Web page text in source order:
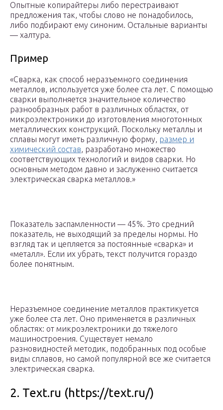
Опытные копирайтеры либо перестраивают
предложения так, чтобы слово не понадобилось,
либо подбирают ему синоним. Остальные варианты
— халтура.
Пример
«Сварка, как способ неразъемного соединения
металлов, используется уже более ста лет. С помощью
сварки выполняется значительное количество
разнообразных работ в различных областях, от
микроэлектроники до изготовления многотонных
металлических конструкций. Поскольку металлы и
сплавы могут иметь различную форму, размер и
химический состав, разработано множество
соответствующих технологий и видов сварки. Но
основным методом давно и заслуженно считается
электрическая сварка металлов.»
Показатель заспамленности — 45%. Это средний
показатель, не выходящий за пределы нормы. Но
взгляд так и цепляется за постоянные «сварка» и
«металл». Если их убрать, текст получится гораздо
более понятным.
Неразъемное соединение металлов практикуется
уже более ста лет. Оно применяется в различных
областях: от микроэлектроники до тяжелого
машиностроения. Существует немало
разновидностей методик, подобранных под особые
виды сплавов, но самой популярной все же считается
электрическая сварка.
2. Text.ru (https://text.ru/)